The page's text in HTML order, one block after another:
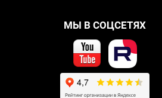
МЫ В СОЦСЕТЯХ